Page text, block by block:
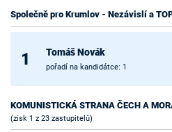
Společně pro Krumlov - Nezávislí a
1 Tomáš Novák
pořadí na kandidátce: 1
KOMUNISTICKÁ STRANA ČECH A
(zisk 1 z 23 zastupitelů)